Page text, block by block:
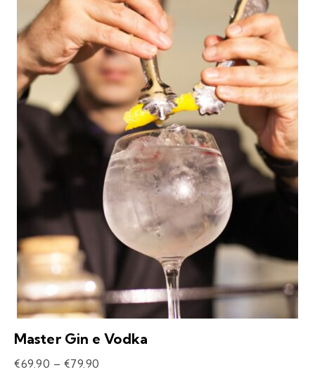
Master Gin e Vodka
€69.90 – €79.90